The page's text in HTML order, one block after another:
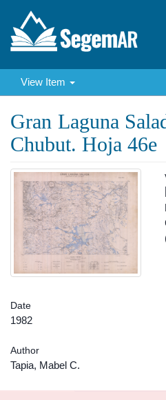
View Item
Gran Laguna
Chubut. Hoja 46e
Date
1982
Author
Tapia, Mabel C.